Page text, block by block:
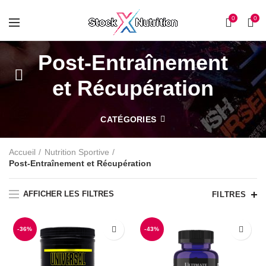
0 0
Post-Entraînement
et Récupération
CATÉGORIES
Accueil
Nutrition Sportive
Post-Entraînement et Récupération
AFFICHER LES FILTRES FILTRES
-36% -43%